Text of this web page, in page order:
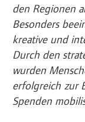
den Regionen
Besonders
kreative und
Durch den
wurden
erfolgreich zur
Spenden